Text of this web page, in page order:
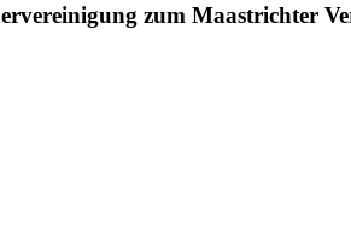
zum Maastrichter